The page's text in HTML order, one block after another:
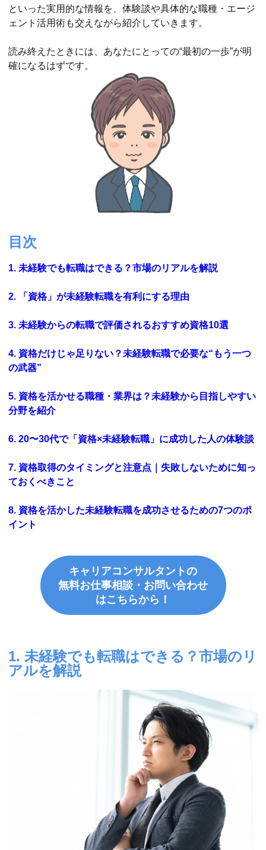
といった実用的な情報を、体験談や具体的な職種・エージ
ェント活用術も交えながら紹介していきます。
読み終えたときには、あなたにとっての“最初の一歩”が明
確になるはずです。
目次
1. 未経験でも転職はできる？市場のリアルを解説
2. 「資格」が未経験転職を有利にする理由
3. 未経験からの転職で評価されるおすすめ資格10選
4. 資格だけじゃ足りない？未経験転職で必要な“もう一つ
の武器”
5. 資格を活かせる職種・業界は？未経験から目指しやすい
分野を紹介
6. 20〜30代で「資格×未経験転職」に成功した人の体験談
7. 資格取得のタイミングと注意点｜失敗しないために知っ
ておくべきこと
8. 資格を活かした未経験転職を成功させるための7つのポ
イント
キャリアコンサルタントの
無料お仕事相談・お問い合わせ
はこちらから！
1. 未経験でも転職はできる？市場のリ
アルを解説